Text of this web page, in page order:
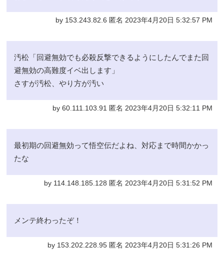
by 153.243.82.6 匿名 2023年4月20日 5:32:57 PM
汚松「回避無効でも必殺反撃できるようにしたんでまた回
避無効の高難度イベ出します」
さすが汚松、やり方が汚い
by 60.111.103.91 匿名 2023年4月20日 5:32:11 PM
最初期の回避無効って悟空伝だよね、対応まで時間かかっ
たな
by 114.148.185.128 匿名 2023年4月20日 5:31:52 PM
メンテ終わったぞ！
by 153.202.228.95 匿名 2023年4月20日 5:31:26 PM